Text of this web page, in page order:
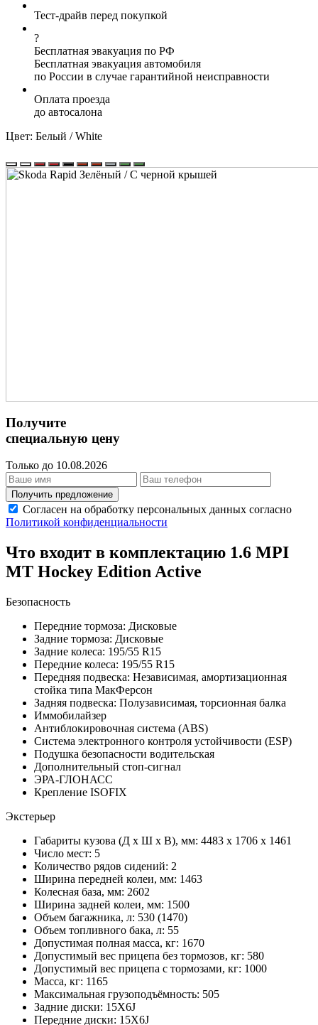
Тест-драйв перед покупкой
?
Бесплатная эвакуация по РФ
Бесплатная эвакуация автомобиля
по России в случае гарантийной неисправности
Оплата проезда
до автосалона
Цвет: Белый / White
Получите
специальную цену
Только до 10.08.2026
Получить предложение
Согласен на обработку персональных данных согласно
Политикой конфиденциальности
Что входит в комплектацию 1.6 MPI
MT Hockey Edition Active
Безопасность
Передние тормоза: Дисковые
Задние тормоза: Дисковые
Задние колеса: 195/55 R15
Передние колеса: 195/55 R15
Передняя подвеска: Независимая, амортизационная
стойка типа МакФерсон
Задняя подвеска: Полузависимая, торсионная балка
Иммобилайзер
Антиблокировочная система (ABS)
Система электронного контроля устойчивости (ESP)
Подушка безопасности водительская
Дополнительный стоп-сигнал
ЭРА-ГЛОНАСС
Крепление ISOFIX
Экстерьер
Габариты кузова (Д x Ш x В), мм: 4483 x 1706 x 1461
Число мест: 5
Количество рядов сидений: 2
Ширина передней колеи, мм: 1463
Колесная база, мм: 2602
Ширина задней колеи, мм: 1500
Объем багажника, л: 530 (1470)
Объем топливного бака, л: 55
Допустимая полная масса, кг: 1670
Допустимый вес прицепа без тормозов, кг: 580
Допустимый вес прицепа с тормозами, кг: 1000
Масса, кг: 1165
Максимальная грузоподъёмность: 505
Задние диски: 15X6J
Передние диски: 15X6J